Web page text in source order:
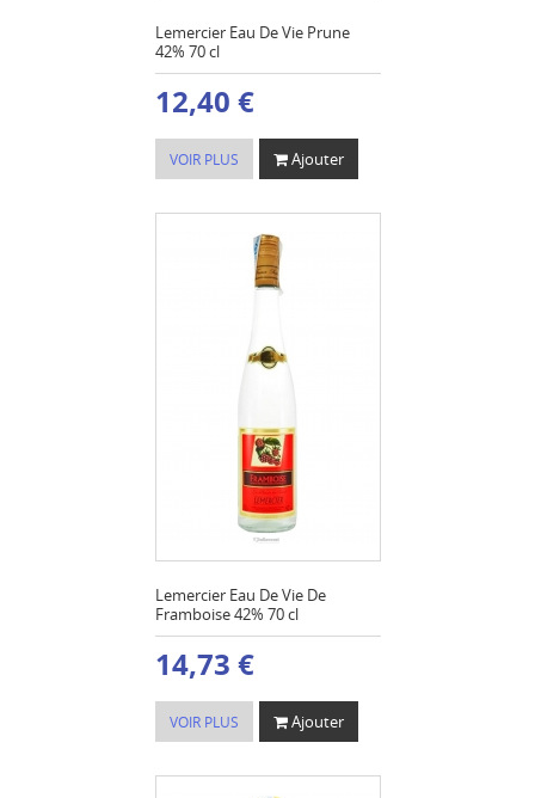
Lemercier Eau De Vie Prune
42% 70 cl
12,40 €
VOIR PLUS Ajouter
Lemercier Eau De Vie De
Framboise 42% 70 cl
14,73 €
VOIR PLUS Ajouter